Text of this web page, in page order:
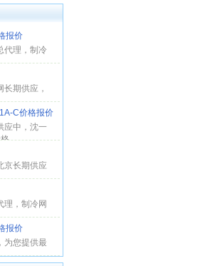
报价
代理，制冷
期供应，
C价格报价
应中，沈一
...
京长期供应
理，制冷网
报价
为您提供最